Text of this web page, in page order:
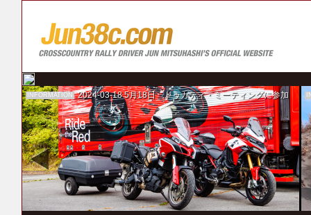
INFORMATION 2024-03-18 5月18日 ドゥカティ・ミーティングに参加